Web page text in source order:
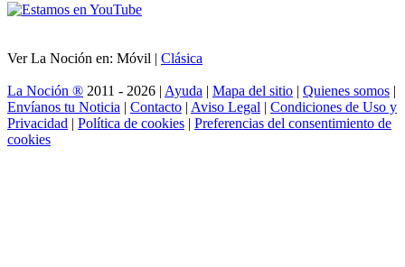
Ver La Noción en: Móvil | Clásica
La Noción ® 2011 - 2026 | Ayuda | Mapa del sitio | Quienes somos |
Envíanos tu Noticia | Contacto | Aviso Legal | Condiciones de Uso y
Privacidad | Política de cookies | Preferencias del consentimiento de
cookies